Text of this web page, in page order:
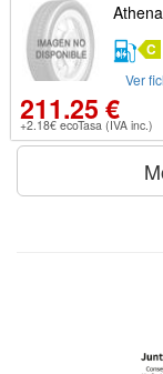
C
Ver
211.25 €
+2.18€ ecoTasa (IVA inc.)